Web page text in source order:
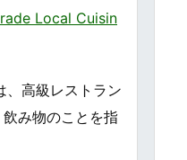
Local Cuisin
、高級レストラン
み物のことを指